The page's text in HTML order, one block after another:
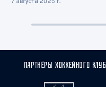
ПАРТНЁРЫ ХОККЕЙНОГО